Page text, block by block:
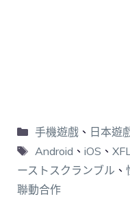
手機遊戲、 日本遊
Android 、 iOS 、
ーストスクランブル 、
聯動合作